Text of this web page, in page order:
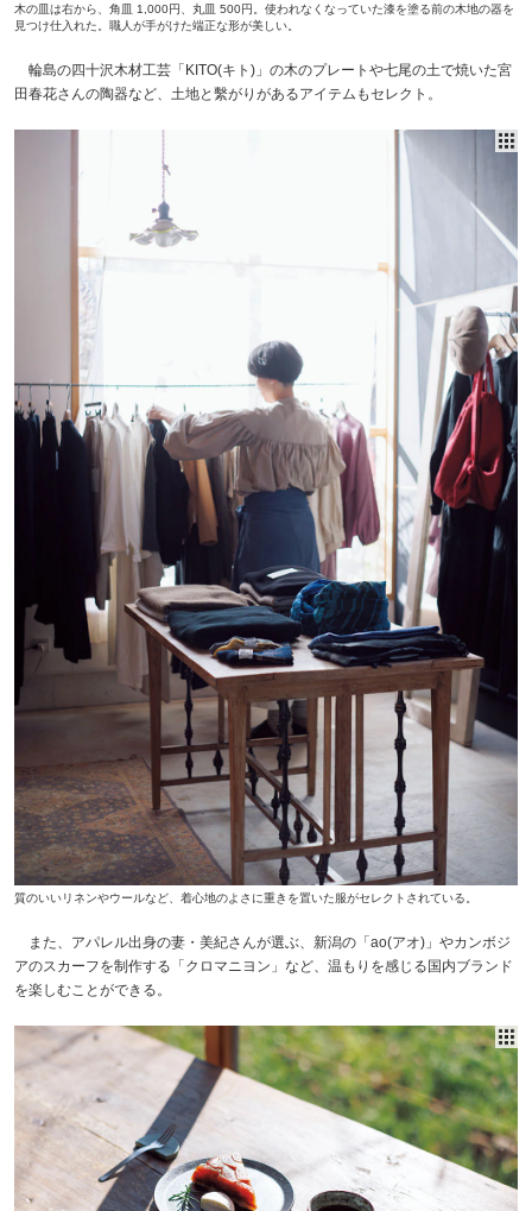
木の皿は右から、角皿 1,000円、丸皿 500円。使われなくなっていた漆を塗る前の木地の器を
見つけ仕入れた。職人が手がけた端正な形が美しい。
輪島の四十沢木材工芸「KITO(キト)」の木のプレートや七尾の土で焼いた宮
田春花さんの陶器など、土地と繫がりがあるアイテムもセレクト。
質のいいリネンやウールなど、着心地のよさに重きを置いた服がセレクトされている。
また、アパレル出身の妻・美紀さんが選ぶ、新潟の「ao(アオ)」やカンボジ
アのスカーフを制作する「クロマニヨン」など、温もりを感じる国内ブランド
を楽しむことができる。